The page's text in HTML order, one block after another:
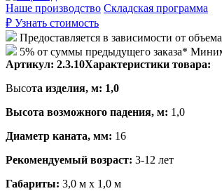
Наше производство Складская программа
₽ Узнать стоимость
Предоставляется в зависимости от
5% от суммы предыдущего заказа*
Артикул: 2.3.10Характеристики товара:
Высота изделия, м: 1,0
Высота возможного падения, м: 1,0
Диаметр каната, мм: 16
Рекомендуемый возраст: 3-12 лет
Габариты: 3,0 м х 1,0 м